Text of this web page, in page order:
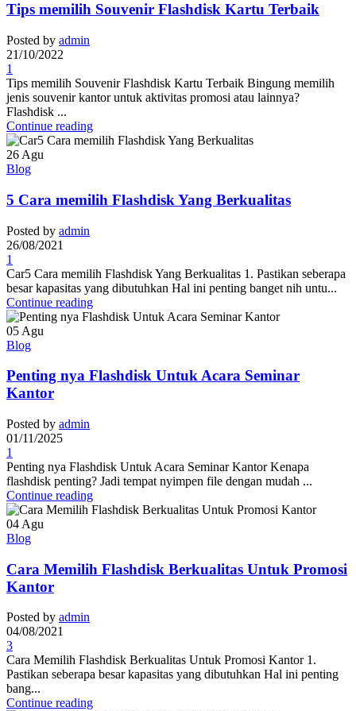
Tips memilih Souvenir Flashdisk Kartu Terbaik
Posted by admin
21/10/2022
1
Tips memilih Souvenir Flashdisk Kartu Terbaik Bingung memilih
jenis souvenir kantor untuk aktivitas promosi atau lainnya?
Flashdisk ...
Continue reading
26 Agu
Blog
5 Cara memilih Flashdisk Yang Berkualitas
Posted by admin
26/08/2021
1
Car5 Cara memilih Flashdisk Yang Berkualitas 1. Pastikan seberapa
besar kapasitas yang dibutuhkan Hal ini penting banget nih untu...
Continue reading
05 Agu
Blog
Penting nya Flashdisk Untuk Acara Seminar
Kantor
Posted by admin
01/11/2025
1
Penting nya Flashdisk Untuk Acara Seminar Kantor Kenapa
flashdisk penting? Jadi tempat nyimpen file dengan mudah ...
Continue reading
04 Agu
Blog
Cara Memilih Flashdisk Berkualitas Untuk Promosi
Kantor
Posted by admin
04/08/2021
3
Cara Memilih Flashdisk Berkualitas Untuk Promosi Kantor 1.
Pastikan seberapa besar kapasitas yang dibutuhkan Hal ini penting
bang...
Continue reading